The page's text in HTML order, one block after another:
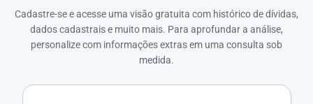
Cadastre-se e acesse uma visão gratuita com histórico de dívidas,
dados cadastrais e muito mais. Para aprofundar a análise,
personalize com informações extras em uma consulta sob
medida.